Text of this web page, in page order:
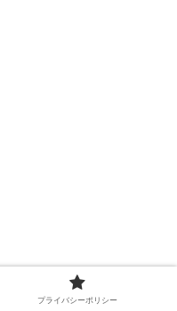
プライバシーポリシー